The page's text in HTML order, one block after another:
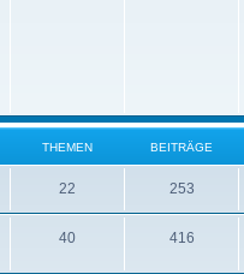
THEMEN BEITRÄGE
22 253
40 416